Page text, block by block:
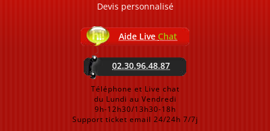
Devis personnalisé
Aide Live Chat
02.30.96.48.87
Téléphone et Live chat
du Lundi au Vendredi
9h-12h30/13h30-18h
Support ticket email 24/24h 7/7j